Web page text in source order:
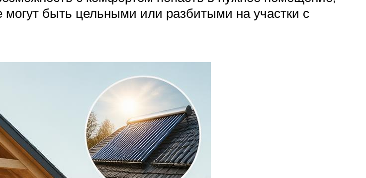
быть цельными или разбитыми на участки с